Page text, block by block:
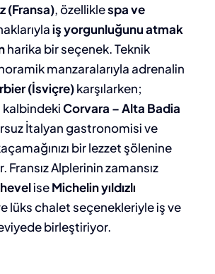
(Fransa), özelliklespa ve
iş yorgunluğunu atmak
harika bir seçenek. Teknik
manzaralarıyla adrenalin
(İsviçre)karşılarken;
kalbindekiCorvara – Alta Badia
İtalyan gastronomisi ve
bir lezzet şölenine
Alplerinin zamansız
iseMichelin yıldızlı
lüks chalet seçenekleriyle iş ve
birleştiriyor.